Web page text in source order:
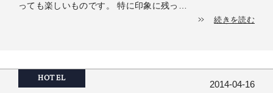
っても楽しいものです。 特に印象に残っ…
続きを読む
HOTEL
2014-04-16